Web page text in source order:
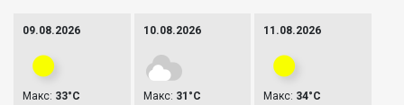
09.08.2026
Макс: 33°C
10.08.2026
Макс: 31°C
11.08.2026
Макс: 34°C